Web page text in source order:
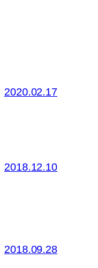
2020.02.17
2018.12.10
2018.09.28